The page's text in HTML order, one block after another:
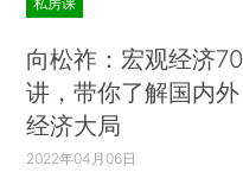
向松祚：宏观经济70
讲，带你了解国内外
经济大局
2022年04月06日